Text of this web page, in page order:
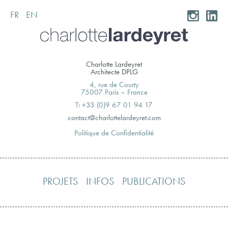
Skip
to
FR EN
Charlotte Lardeyret
Architecte DPLG
4, rue de Courty
75007 Paris – France
T: +33 (0)9 67 01 94 17
moc.teryedralettolrahc@tcatnoc
Politique de Confidentialité
PROJETS INFOS PUBLICATIONS